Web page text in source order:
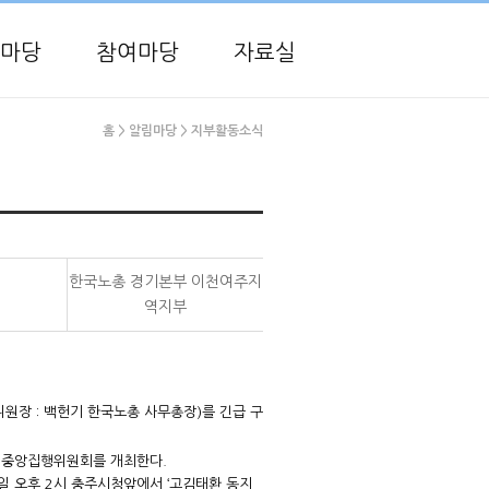
당 참여마당 자료실
홈 > 알림마당 > 지부활동소식
한국노총 경기본부 이천여주지
역지부
원장 : 백헌기 한국노총 사무총장)를 긴급 구
앙집행위원회를 개최한다.
오후 2시 충주시청앞에서 ‘고김태환 동지